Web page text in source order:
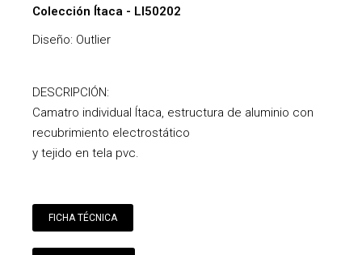
Colección Ítaca - LI50202
Diseño: Outlier
DESCRIPCIÓN:
Camatro individual Ítaca, estructura de aluminio con
recubrimiento electrostático
y tejido en tela pvc.
FICHA TÉCNICA